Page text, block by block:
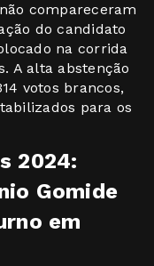
compareceram
do candidato
na corrida
A alta abstenção
votos brancos,
para os
2024:
Gomide
em